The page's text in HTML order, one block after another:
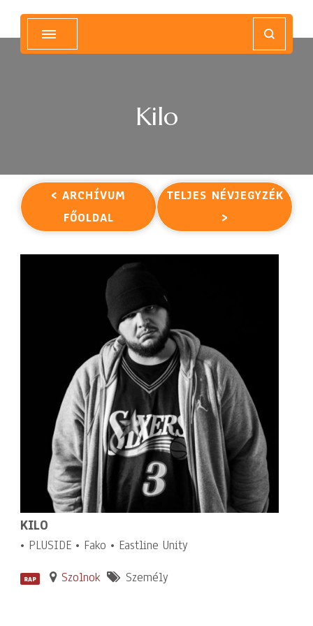
Kilo
< ARCHÍVUM
FŐOLDAL
TELJES NÉVJEGYZÉK
>
KILO
• PLUSIDE • Fako • Eastline Unity
RAP Szolnok Személy